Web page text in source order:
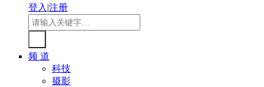
登入|注册
频 道
科技
摄影